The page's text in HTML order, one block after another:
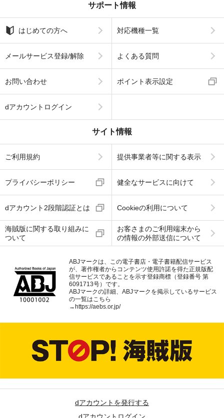
サポート情報
はじめての方へ 対応機種一覧
メールサービス登録/解除 よくある質問
お問い合わせ ポイント表示設定
dアカウントログイン
サイト情報
ご利用規約 提供事業者等に関する表示
プライバシーポリシー 健全なサービスに向けて
dアカウント2段階認証とは Cookieの利用について
海賊版に関する取り組みに
ついて
お客さまのご利用端末から
の情報の外部送信について
ABJマークは、この電子書店・電子書籍配信サービス
が、著作権者からコンテンツ使用許諾を得た正規版配
信サービスであることを示す登録商標（登録番号 第
6091713号）です。
ABJマークの詳細、ABJマークを掲示しているサービス
の一覧はこちら
→ https://aebs.or.jp/
dアカウントを発行する